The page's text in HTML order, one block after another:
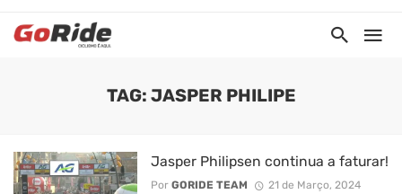
TAG: JASPER PHILIPE
Jasper Philipsen continua a faturar!
Por GORIDE TEAM 21 de Março, 2024